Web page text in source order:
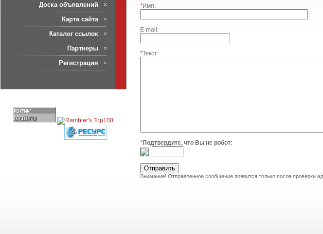
*Имя:
E-mail:
*Текст:
*Подтвердите, что Вы не робот:
Внимание! Отправленное сообщение появится только после проверки
Доска объявлений
Карта сайта
Каталог ссылок
Партнеры
Регистрация